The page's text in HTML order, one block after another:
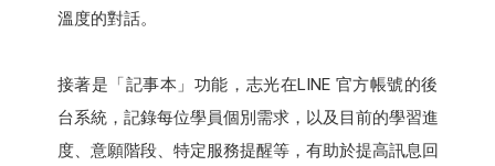
溫度的對話。
接著是「記事本」功能，志光在LINE 官方帳號的後
台系統，記錄每位學員個別需求，以及目前的學習進
度、意願階段、特定服務提醒等，有助於提高訊息回